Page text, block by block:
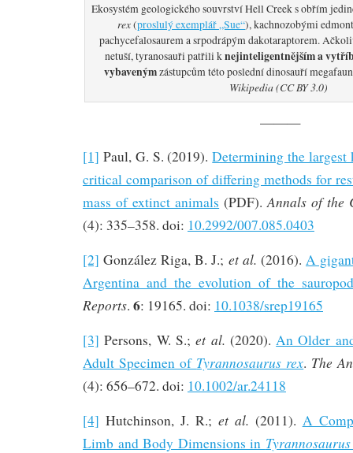
Ekosystém geologického souvrství Hell Creek s obřím
rex(proslulý exemplář „Sue“), kachnozobými
pachycefalosaurem a srpodrápým dakotaraptorem.
netuší, tyranosauři patřili knejinteligentnějším a
vybavenýmzástupcům této poslední dinosauří
Wikipedia (CC BY 3.0)
———
[1] Paul, G. S. (2019).Determining the
critical comparison of differing methods for
mass of extinct animals (PDF).Annals of the
(4): 335–358. doi: 10.2992/007.085.0403
[2] González Riga, B. J.; et al. (2016). A
Argentina and the evolution of the
Reports. 6: 19165. doi: 10.1038/srep19165
[3] Persons, W. S.;et al. (2020). An Older
Adult Specimen of Tyrannosaurus rex. The
(4): 656–672. doi: 10.1002/ar.24118
[4] Hutchinson, J. R.; et al. (2011). A
Limb and Body Dimensions in